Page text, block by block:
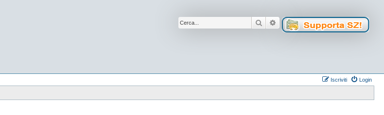
Cerca Ricerca avanzata
Login
Iscriviti